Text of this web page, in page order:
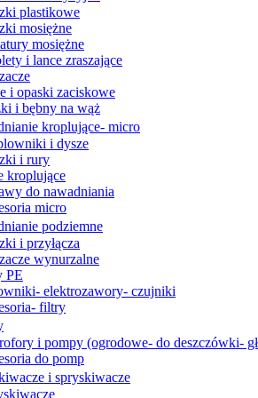
plastikowe
mosiężne
mosiężne
i lance zraszające
i opaski zaciskowe
i bębny na wąż
kroplujące- micro
i dysze
i rury
kroplujące
do nawadniania
micro
podziemne
i przyłącza
wynurzalne
PE
elektrozawory- czujniki
filtry
i pompy (ogrodowe- do deszczówki-
do pomp
i spryskiwacze